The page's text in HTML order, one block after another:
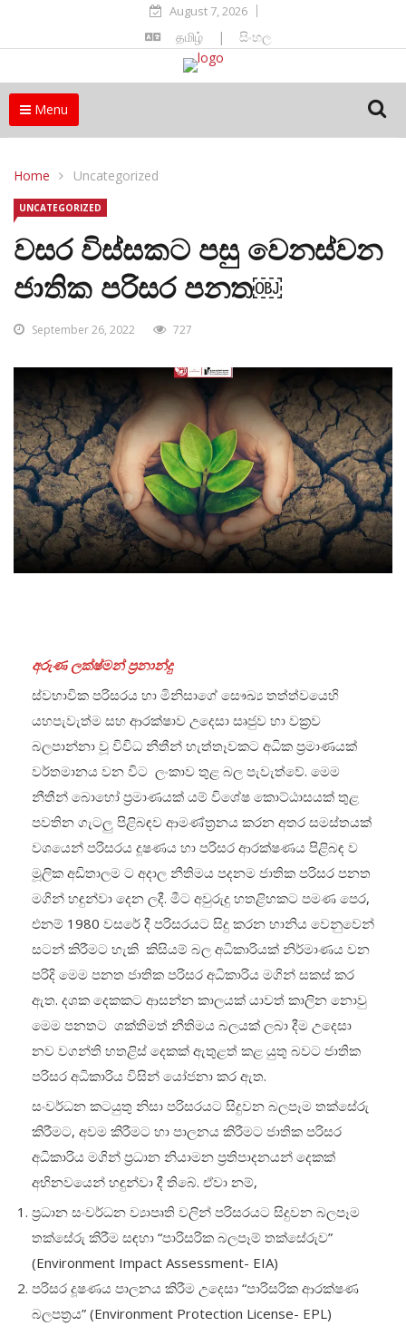
August 7, 2026
தமிழ் | සිංහල
Menu
Home Uncategorized
UNCATEGORIZED
වසර විස්සකට පසු වෙනස්වන
ජාතික පරිසර පනත￼
September 26, 2022 727
අරුණ ලක්ෂ්මන් ප්‍රනාන්දු
ස්වභාවික ප‍රිසරය හා මිනිසාගේ සෞඛ්‍ය තත්ත්වයෙහි
යහපැවැත්ම සහ ආරක්ෂාව උදෙසා සෘජුව හා වක්‍රව
බලපාන්නා වූ විවිධ නීතීන් හැත්තෑවකට අධික ප්‍රමාණයක්
වර්තමානය වන විට ලංකාව තුළ බල පැවැත්වේ. මෙම
නීතීන් බොහෝ ප්‍රමාණයක් යම් විශේෂ කොට්ඨාසයක් තුළ
පවතින ගැටලු පිළිබඳව ආමණ්ත්‍රනය කරන අතර සමස්තයක්
වශයෙන් පරිසරය දූෂණය හා පරිසර ආරක්ෂණය පිළිබඳ ව
මූලික අඩිතාලම ට අදාල නීතිමය පදනම ජාතික පරිසර පනත
මගින් හඳුන්වා දෙන ලදී. මීට අවුරුදු හතළිහකට පමණ පෙර,
එනම් 1980 වසරේ දී පරිසරයට සිදු කරන හානිය වෙනුවෙන්
සටන් කිරීමට හැකි කිසියම් බල අධිකාරියක් නිර්මාණය වන
පරිදි මෙම පනත ජාතික පරිසර අධිකාරිය මගින් සකස් කර
ඇත. දශක දෙකකට ආසන්න කාලයක් යාවත් කාලින නොවු
මෙම පනතට ශක්තිමත් නීතිමය බලයක් ලබා දීම උදෙසා
නව වගන්ති හතළිස් දෙකක් ඇතුළත් කළ යුතු බවට ජාතික
පරිසර අධිකාරිය විසින් යෝජනා කර ඇත.
සංවර්ධන කටයුතු නිසා පරිසරයට සිදුවන බලපෑම තක්සේරු
කිරීමට, අවම කිරීමට හා පාලනය කිරීමට ජාතික පරිසර
අධිකාරිය මගින් ප්‍රධාන නියාමන ප්‍රතිපාදනයන් දෙකක්
අභිනවයෙන් හඳුන්වා දී තිබේ. ඒවා නම්,
ප්‍රධාන සංවර්ධන ව්‍යාපෘති වලින් පරිසරයට සිදුවන බලපෑම
තක්සේරු කිරීම සඳහා “පාරිසරික බලපෑම් තක්සේරුව”
(Environment Impact Assessment- EIA)
පරිසර දූෂණය පාලනය කිරීම උදෙසා “පාරිසරික ආරක්ෂණ
බලපත්‍රය” (Environment Protection License- EPL)